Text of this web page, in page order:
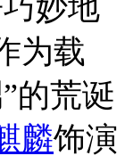
妙地
为载
的荒诞
麟饰演